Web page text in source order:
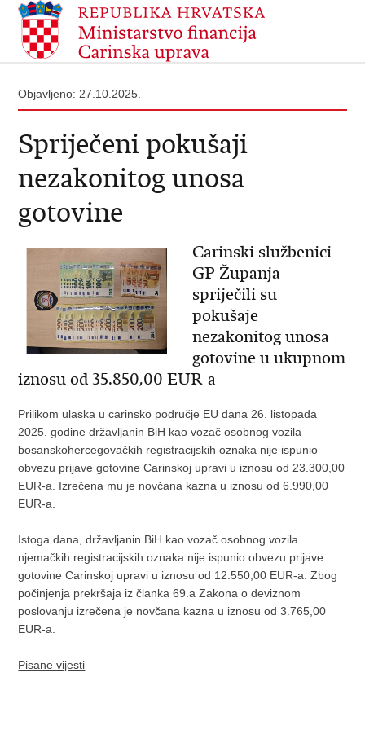
Objavljeno: 27.10.2025.
Spriječeni pokušaji
nezakonitog unosa
gotovine
Carinski službenici
GP Županja
spriječili su
pokušaje
nezakonitog unosa
gotovine u ukupnom
iznosu od 35.850,00 EUR-a
Prilikom ulaska u carinsko područje EU dana 26. listopada
2025. godine državljanin BiH kao vozač osobnog vozila
bosanskohercegovačkih registracijskih oznaka nije ispunio
obvezu prijave gotovine Carinskoj upravi u iznosu od 23.300,00
EUR-a. Izrečena mu je novčana kazna u iznosu od 6.990,00
EUR-a.
Istoga dana, državljanin BiH kao vozač osobnog vozila
njemačkih registracijskih oznaka nije ispunio obvezu prijave
gotovine Carinskoj upravi u iznosu od 12.550,00 EUR-a. Zbog
počinjenja prekršaja iz članka 69.a Zakona o deviznom
poslovanju izrečena je novčana kazna u iznosu od 3.765,00
EUR-a.
Pisane vijesti